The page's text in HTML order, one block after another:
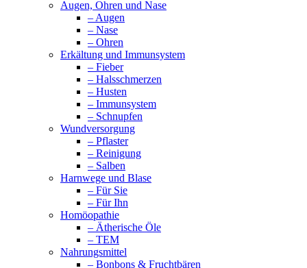
Augen, Ohren und Nase
– Augen
– Nase
– Ohren
Erkältung und Immunsystem
– Fieber
– Halsschmerzen
– Husten
– Immunsystem
– Schnupfen
Wundversorgung
– Pflaster
– Reinigung
– Salben
Harnwege und Blase
– Für Sie
– Für Ihn
Homöopathie
– Ätherische Öle
– TEM
Nahrungsmittel
– Bonbons & Fruchtbären